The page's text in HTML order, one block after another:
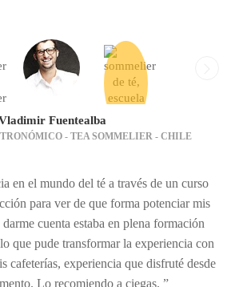
Fuentealba
- TEA SOMMELIER - CHILE
en el mundo del té a través de un curso
para ver de que forma potenciar mis
cuenta estaba en plena formación
que pude transformar la experiencia con
cafeterías, experiencia que disfruté desde
Lo recomiendo a ciegas. ”